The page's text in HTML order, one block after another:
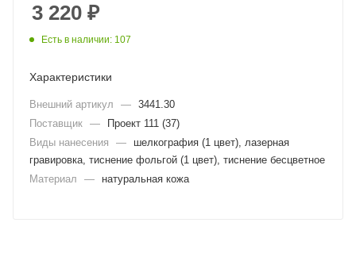
3 220 ₽
Есть в наличии: 107
Характеристики
Внешний артикул — 3441.30
Поставщик —
Проект 111 (37)
Виды нанесения
—
шелкография (1 цвет), лазерная
гравировка, тиснение фольгой (1 цвет), тиснение бесцветное
Материал
— натуральная кожа